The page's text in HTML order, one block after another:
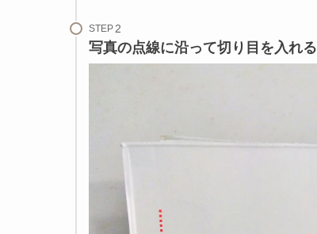
STEP
写真の点線に沿って切り目を入れる